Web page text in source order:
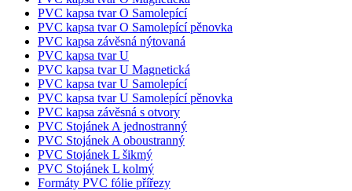
PVC kapsa tvar O Samolepící
PVC kapsa tvar O Samolepící pěnovka
PVC kapsa závěsná nýtovaná
PVC kapsa tvar U
PVC kapsa tvar U Magnetická
PVC kapsa tvar U Samolepící
PVC kapsa tvar U Samolepící pěnovka
PVC kapsa závěsná s otvory
PVC Stojánek A jednostranný
PVC Stojánek A oboustranný
PVC Stojánek L šikmý
PVC Stojánek L kolmý
Formáty PVC fólie přířezy